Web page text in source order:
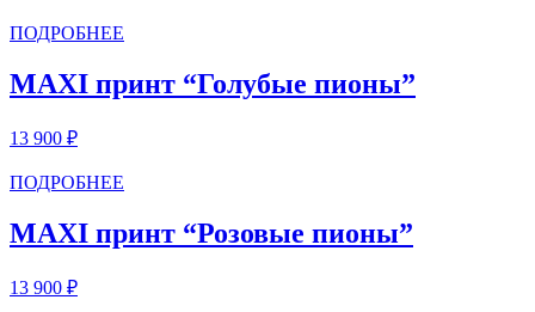
ПОДРОБНЕЕ
MAXI принт “Голубые пионы”
13 900 ₽
ПОДРОБНЕЕ
MAXI принт “Розовые пионы”
13 900 ₽